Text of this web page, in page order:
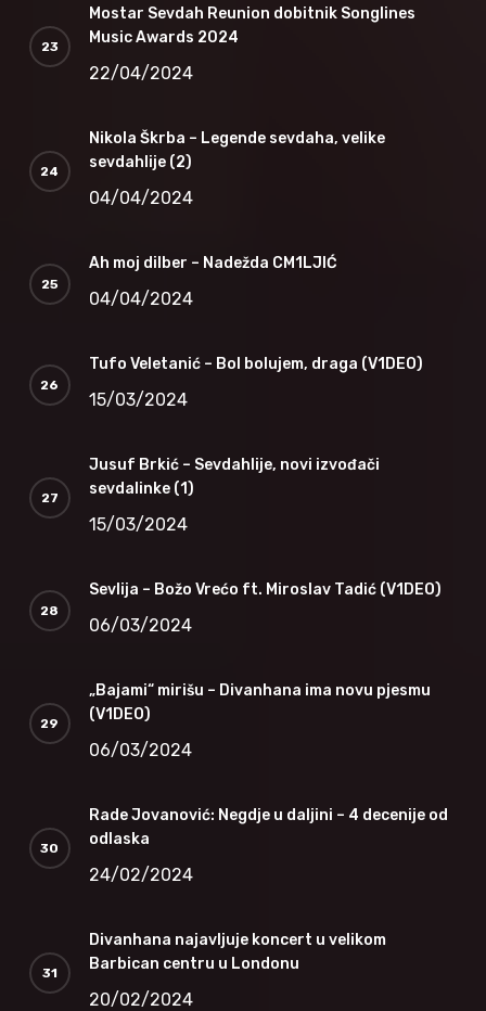
Mostar Sevdah Reunion dobitnik Songlines
Music Awards 2024
22/04/2024
Nikola Škrba – Legende sevdaha, velike
sevdahlije (2)
04/04/2024
Ah moj dilber – Nadežda CM1LJIĆ
04/04/2024
Tufo Veletanić – Bol bolujem, draga (V1DEO)
15/03/2024
Jusuf Brkić – Sevdahlije, novi izvođači
sevdalinke (1)
15/03/2024
Sevlija – Božo Vrećo ft. Miroslav Tadić (V1DEO)
06/03/2024
„Bajami“ mirišu – Divanhana ima novu pjesmu
(V1DEO)
06/03/2024
Rade Jovanović: Negdje u daljini – 4 decenije od
odlaska
24/02/2024
Divanhana najavljuje koncert u velikom
Barbican centru u Londonu
20/02/2024